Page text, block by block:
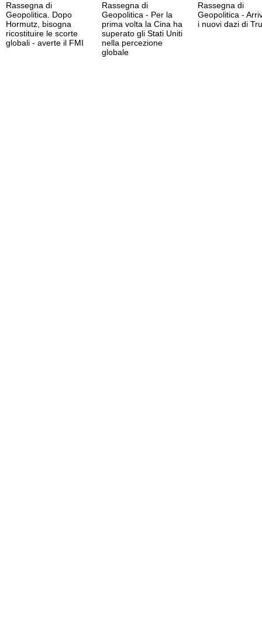
Rassegna di
Geopolitica. Dopo
Hormutz, bisogna
ricostituire le scorte
globali - averte il FMI
Rassegna di
Geopolitica - Per la
prima volta la Cina ha
superato gli Stati Uniti
nella percezione
globale
Rassegna di
Geopolitica -
i nuovi dazi di